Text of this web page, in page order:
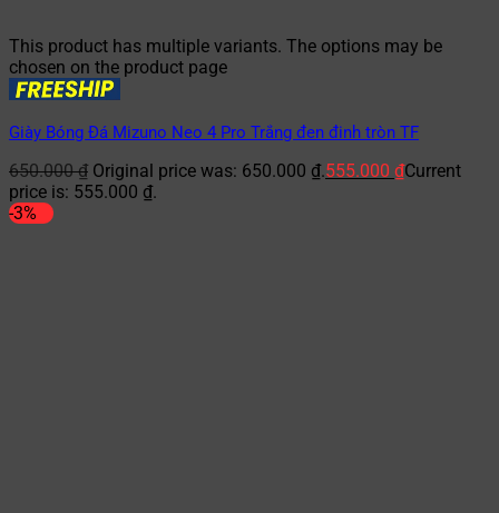
This product has multiple variants. The options may be
chosen on the product page
Giày Bóng Đá Mizuno Neo 4 Pro Trắng đen đinh tròn TF
650.000₫ Original price was: 650.000 ₫.555.000 ₫Current
price is: 555.000 ₫.
-3%